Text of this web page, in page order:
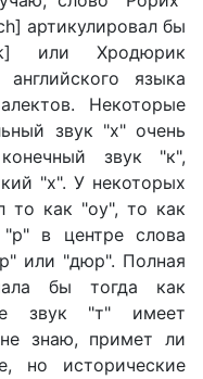
артикулировал бы
или Хродюрик
английского языка
Некоторые
звук "х" очень
звук "к",
"х". У некоторых
то как "оу", то как
в центре слова
или "дюр". Полная
бы тогда как
звук "т" имеет
знаю, примет ли
но исторические